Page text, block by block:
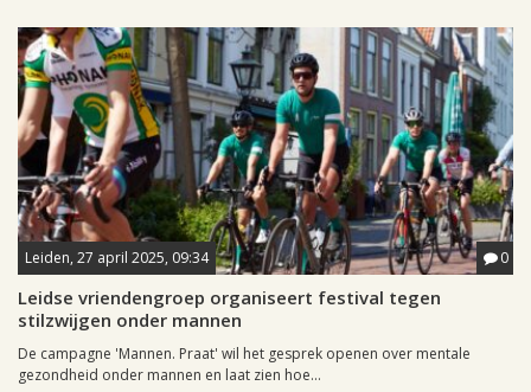
Leiden, 27 april 2025, 09:34 0
Leidse vriendengroep organiseert festival tegen
stilzwijgen onder mannen
De campagne 'Mannen. Praat' wil het gesprek openen over mentale
gezondheid onder mannen en laat zien hoe...